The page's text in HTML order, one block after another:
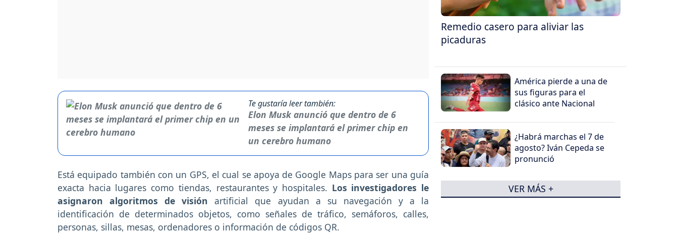
Te gustaría leer también:
Elon Musk anunció que dentro de 6
meses se implantará el primer chip en
un cerebro humano
Está equipado también con un GPS, el cual se apoya de Google Maps para ser una guía
exacta hacia lugares como tiendas, restaurantes y hospitales. Los investigadores le
asignaron algoritmos de visión artificial que ayudan a su navegación y a la
identificación de determinados objetos, como señales de tráfico, semáforos, calles,
personas, sillas, mesas, ordenadores o información de códigos QR.
Remedio casero para aliviar las
picaduras
América pierde a una de
sus figuras para el
clásico ante Nacional
¿Habrá marchas el 7 de
agosto? Iván Cepeda se
pronunció
VER MÁS +